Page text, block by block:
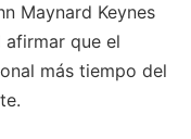
Maynard Keynes
que el
más tiempo del